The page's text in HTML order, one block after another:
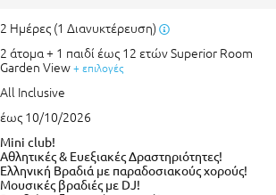
2 Ημέρες (1 Διανυκτέρευση)
2 άτομα + 1 παιδί έως 12 ετώνSuperior Room
Garden View + επιλογές
All Inclusive
έως 10/10/2026
Μini club!
Αθλητικές & Ευεξιακές Δραστηριότητες!
Ελληνική Βραδιά με παραδοσιακούς χορούς!
Μουσικές βραδιές με DJ!